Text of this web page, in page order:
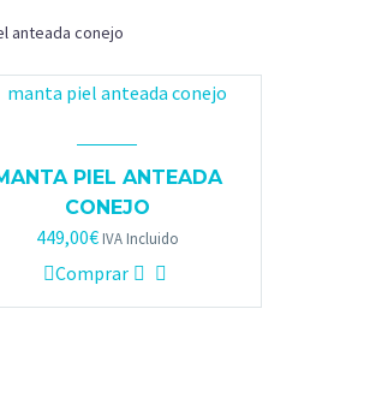
anteada conejo
PIEL ANTEADA
CONEJO
449,00€ IVA Incluido
Comprar